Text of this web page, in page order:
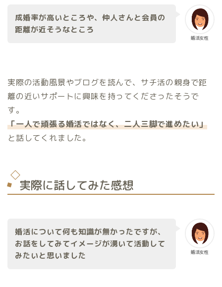
婚活女性
成婚率が高いところや、仲人さんと会員の
距離が近そうなところ
実際の活動風景やブログを読んで、サチ活の親身で距
離の近いサポートに興味を持ってくださったそうで
す。
「一人で頑張る婚活ではなく、二人三脚で進めたい」
と話してくれました。
実際に話してみた感想
婚活女性
婚活について何も知識が無かったですが、
お話をしてみてイメージが湧いて活動して
みたいと思いました